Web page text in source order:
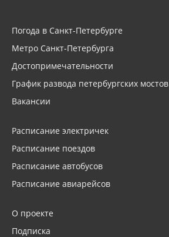
Погода в Санкт-Петербурге
Метро Санкт-Петербурга
Достопримечательности
График развода петербургских мостов
Вакансии
Расписание электричек
Расписание поездов
Расписание автобусов
Расписание авиарейсов
О проекте
Подписка